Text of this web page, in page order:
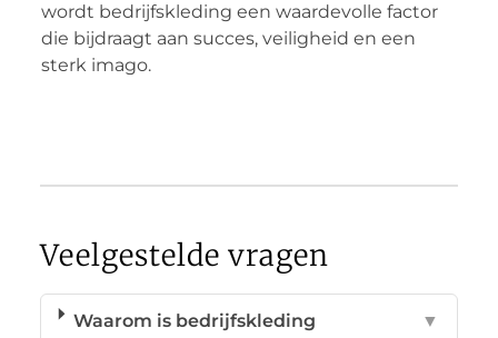
wordt bedrijfskleding een waardevolle factor
die bijdraagt aan succes, veiligheid en een
sterk imago.
Veelgestelde vragen
Waarom is bedrijfskleding
▼